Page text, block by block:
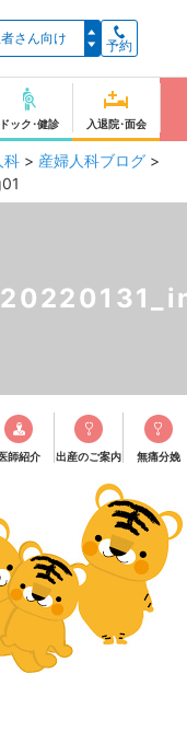
予約
ドック･健診 入退院･面会
科 > 産婦人科ブログ >
師紹介 出産のご案内 無痛分娩